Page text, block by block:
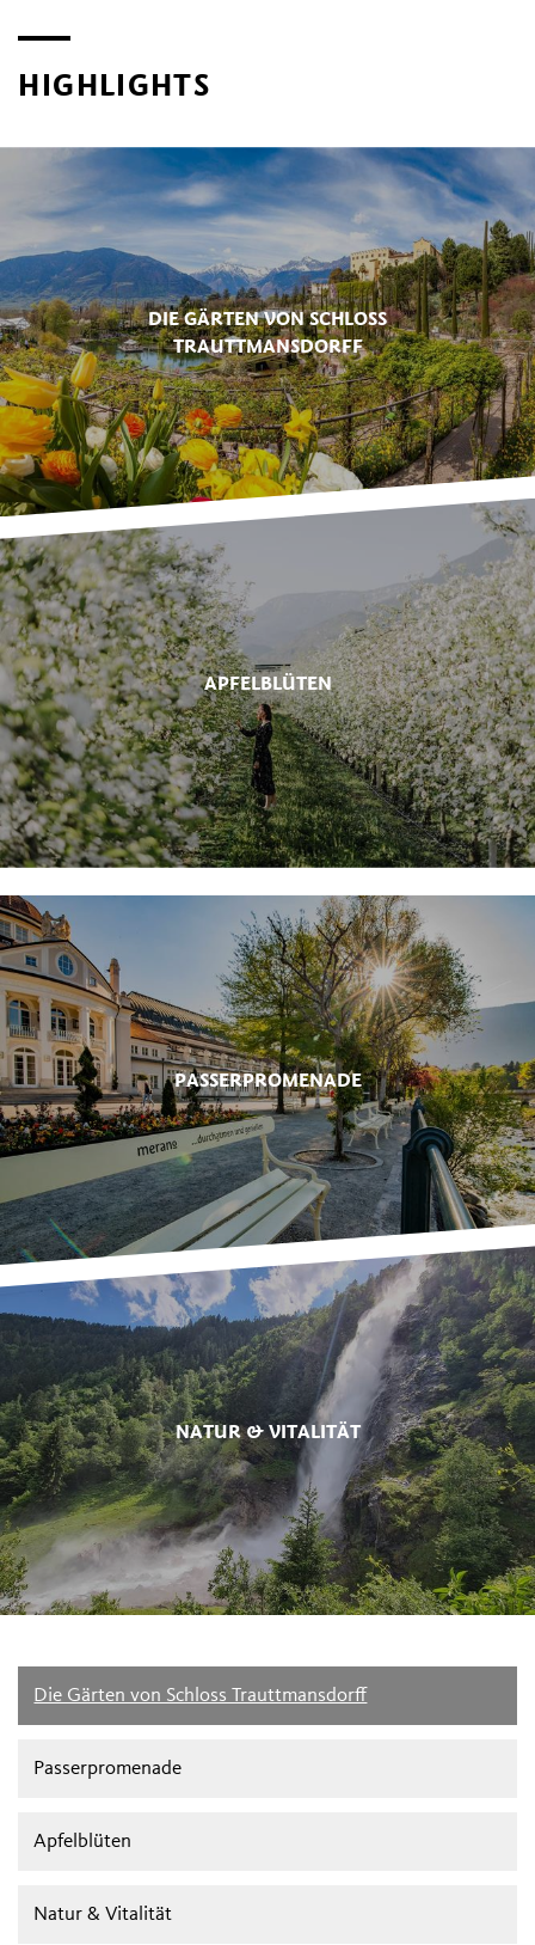
HIGHLIGHTS
DIE GÄRTEN VON SCHLOSS
TRAUTTMANSDORFF
APFELBLÜTEN
PASSERPROMENADE
NATUR & VITALITÄT
Die Gärten von Schloss Trauttmansdorff
Passerpromenade
Apfelblüten
Natur & Vitalität